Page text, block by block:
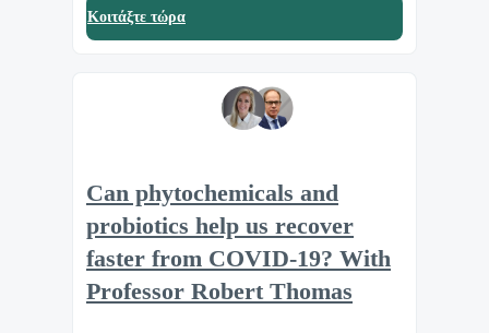
Κοιτάξτε τώρα
Can phytochemicals and
probiotics help us recover
faster from COVID-19? With
Professor Robert Thomas